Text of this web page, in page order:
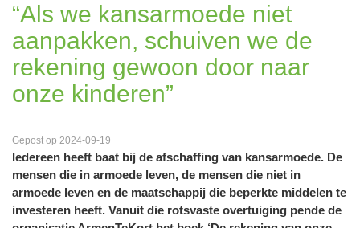
“Als we kansarmoede niet
aanpakken, schuiven we de
rekening gewoon door naar
onze kinderen”
Gepost op 2024-09-19
Iedereen heeft baat bij de afschaffing van kansarmoede. De
mensen die in armoede leven, de mensen die niet in
armoede leven en de maatschappij die beperkte middelen te
investeren heeft. Vanuit die rotsvaste overtuiging pende de